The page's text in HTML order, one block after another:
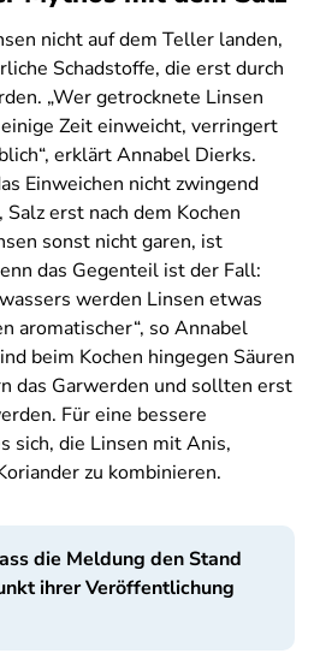
nicht auf dem Teller landen,
Schadstoffe, die erst durch
„Wer getrocknete Linsen
Zeit einweicht, verringert
erklärt Annabel Dierks.
Einweichen nicht zwingend
erst nach dem Kochen
sonst nicht garen, ist
das Gegenteil ist der Fall:
werden Linsen etwas
aromatischer“, so Annabel
beim Kochen hingegen Säuren
das Garwerden und sollten erst
Für eine bessere
sich, die Linsen mit Anis,
zu kombinieren.
die Meldung den Stand
ihrer Veröffentlichung